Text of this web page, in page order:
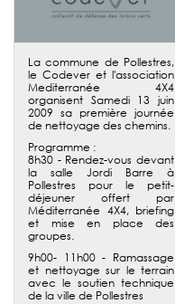
La commune de Pollestres,
le Codever et l'association
Mediterranée 4X4
organisent Samedi 13 juin
2009 sa première journée
de nettoyage des chemins.
Programme :
8h30 - Rendez-vous devant
la salle Jordi Barre à
Pollestres pour le petit-
déjeuner offert par
Méditerranée 4X4, briefing
et mise en place des
groupes.
9h00- 11h00 - Ramassage
et nettoyage sur le terrain
avec le soutien technique
de la ville de Pollestres